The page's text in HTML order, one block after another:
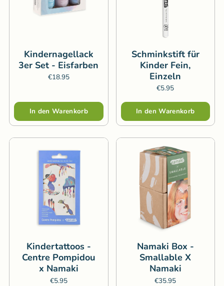
Kindernagellack
3er Set - Eisfarben
€18.95
Menge
In den Warenkorb
Schminkstift für
Kinder Fein,
Einzeln
€5.95
In den Warenkorb
Kindertattoos -
Centre Pompidou
x Namaki
€5.95
Namaki Box -
Smallable X
Namaki
€35.95